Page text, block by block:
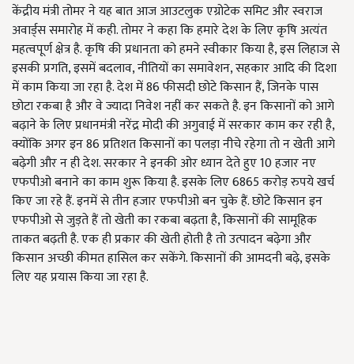
केंद्रीय मंत्री तोमर ने यह बात आज आउटलुक एग्रोटेक समिट और स्वराज
अवार्ड्स समारोह में कही. तोमर ने कहा कि हमारे देश के लिए कृषि अत्यंत
महत्वपूर्ण क्षेत्र है. कृषि की प्रधानता को हमने स्वीकार किया है, इस लिहाज से
इसकी प्रगति, इसमें बदलाव, नीतियों का समावेशन, सहकार आदि की दिशा
में काम किया जा रहा है. देश में 86 फीसदी छोटे किसान हैं, जिनके पास
छोटा रकबा है और वे ज्यादा निवेश नहीं कर सकते है. इन किसानों को आगे
बढ़ाने के लिए प्रधानमंत्री नरेंद्र मोदी की अगुवाई में सरकार काम कर रही है,
क्योंकि अगर इन 86 प्रतिशत किसानों का पलड़ा नीचे रहेगा तो न खेती आगे
बढ़ेगी और न ही देश. सरकार ने इनकी ओर ध्यान देते हुए 10 हजार नए
एफपीओ बनाने का काम शुरू किया है. इसके लिए 6865 करोड़ रुपये खर्च
किए जा रहे हैं. इनमें से तीन हजार एफपीओ बन चुके हैं. छोटे किसान इन
एफपीओ से जुड़ते हैं तो खेती का रकबा बढ़ता है, किसानों की सामूहिक
ताकत बढ़ती है. एक ही प्रकार की खेती होती है तो उत्पादन बढ़ेगा और
किसान अच्छी कीमत हासिल कर सकेंगे. किसानों की आमदनी बढ़े, इसके
लिए यह प्रयास किया जा रहा है.